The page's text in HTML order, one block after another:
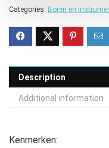
Categories: Boren en
Description
Additional information
Kenmerken: